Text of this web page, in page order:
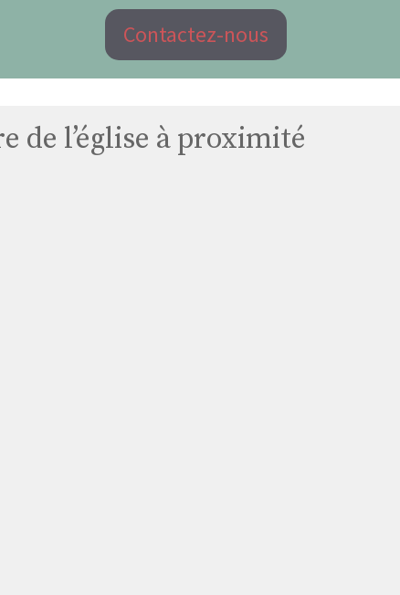
Contactez-nous
de l’église à proximité